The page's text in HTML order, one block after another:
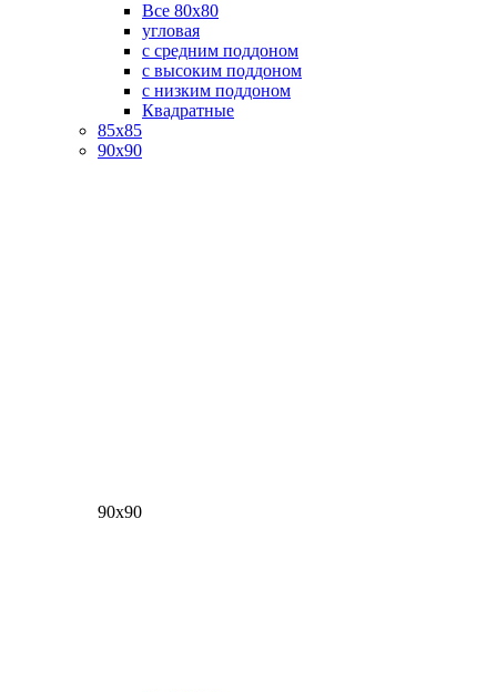
Все 80х80
угловая
с средним поддоном
с высоким поддоном
с низким поддоном
Квадратные
85х85
90х90
90х90